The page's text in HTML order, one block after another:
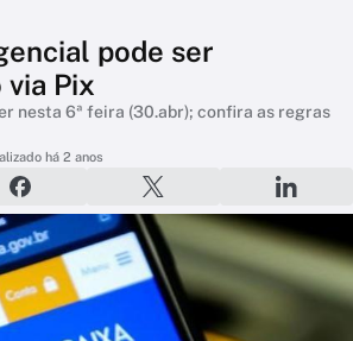
pode ser
Pix
nesta 6ª feira (30.abr); confira as regras
há 2 anos